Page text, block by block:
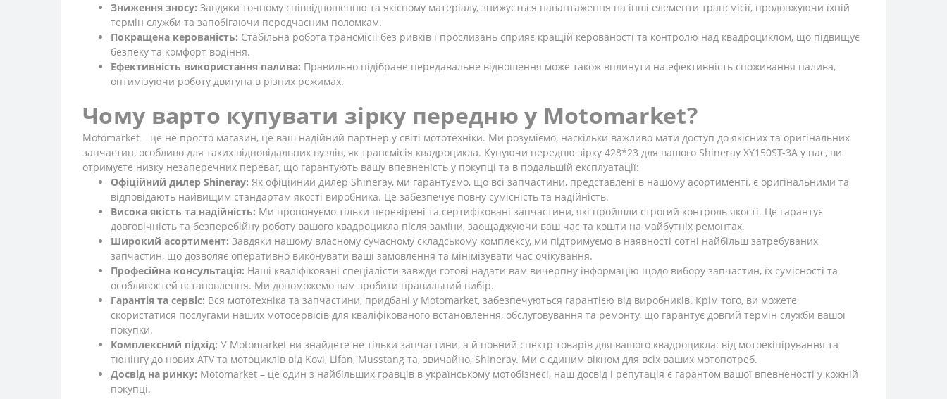
Зниження зносу: Завдяки точному співвідношенню та якісному матеріалу, знижується навантаження на інші елементи трансмісії, продовжуючи їхній
термін служби та запобігаючи передчасним поломкам.
Покращена керованість: Стабільна робота трансмісії без ривків і прослизань сприяє кращій керованості та контролю над квадроциклом, що підвищує
безпеку та комфорт водіння.
Ефективність використання палива: Правильно підібране передавальне відношення може також вплинути на ефективність споживання палива,
оптимізуючи роботу двигуна в різних режимах.
Чому варто купувати зірку передню у Motomarket?
Motomarket – це не просто магазин, це ваш надійний партнер у світі мототехніки. Ми розуміємо, наскільки важливо мати доступ до якісних та оригінальних
запчастин, особливо для таких відповідальних вузлів, як трансмісія квадроцикла. Купуючи передню зірку 428*23 для вашого Shineray XY150ST-3A у нас, ви
отримуєте низку незаперечних переваг, що гарантують вашу впевненість у покупці та в подальшій експлуатації:
Офіційний дилер Shineray: Як офіційний дилер Shineray, ми гарантуємо, що всі запчастини, представлені в нашому асортименті, є оригінальними та
відповідають найвищим стандартам якості виробника. Це забезпечує повну сумісність та надійність.
Висока якість та надійність: Ми пропонуємо тільки перевірені та сертифіковані запчастини, які пройшли строгий контроль якості. Це гарантує
довговічність та безперебійну роботу вашого квадроцикла після заміни, заощаджуючи ваш час та кошти на майбутніх ремонтах.
Широкий асортимент: Завдяки нашому власному сучасному складському комплексу, ми підтримуємо в наявності сотні найбільш затребуваних
запчастин, що дозволяє оперативно виконувати ваші замовлення та мінімізувати час очікування.
Професійна консультація: Наші кваліфіковані спеціалісти завжди готові надати вам вичерпну інформацію щодо вибору запчастин, їх сумісності та
особливостей встановлення. Ми допоможемо вам зробити правильний вибір.
Гарантія та сервіс: Вся мототехніка та запчастини, придбані у Motomarket, забезпечуються гарантією від виробників. Крім того, ви можете
скористатися послугами наших мотосервісів для кваліфікованого встановлення, обслуговування та ремонту, що гарантує довгий термін служби вашої
покупки.
Комплексний підхід: У Motomarket ви знайдете не тільки запчастини, а й повний спектр товарів для вашого квадроцикла: від мотоекіпірування та
тюнінгу до нових ATV та мотоциклів від Kovi, Lifan, Musstang та, звичайно, Shineray. Ми є єдиним вікном для всіх ваших мотопотреб.
Досвід на ринку: Motomarket – це один з найбільших гравців в українському мотобізнесі, наш досвід і репутація є гарантом вашої впевненості у кожній
покупці.